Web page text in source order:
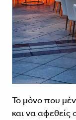
Το μόνο που
και να αφεθείς